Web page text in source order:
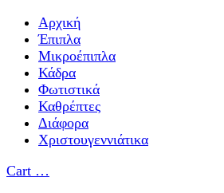
Αρχική
Έπιπλα
Μικροέπιπλα
Κάδρα
Φωτιστικά
Καθρέπτες
Διάφορα
Χριστουγεννιάτικα
Cart …